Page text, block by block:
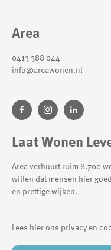
Contactinformatie
Area
0413 388 044
info@areawonen.nl
Laat Wonen
Area verhuurt ruim 8.700
willen dat mensen hier
en prettige wijken.
Lees hier ons privacy en